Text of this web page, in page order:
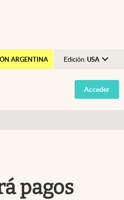
ARGENTINA Edición: USA
Argentina
España
Acceder
pagos